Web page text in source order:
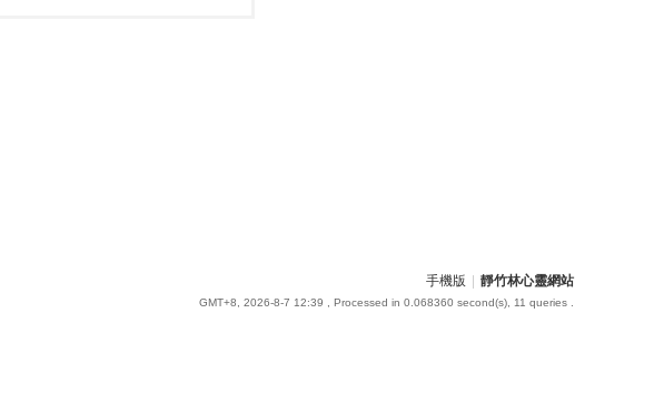
手機版 靜竹林心靈網站
GMT+8, 2026-8-7 12:39 , Processed in 0.068360 second(s), 11 queries .